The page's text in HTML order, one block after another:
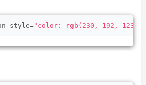
style="color: rgb(230, 192,